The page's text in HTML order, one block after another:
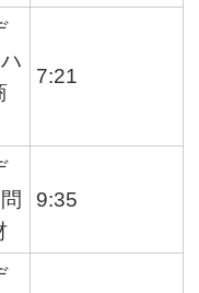
7:21
9:35